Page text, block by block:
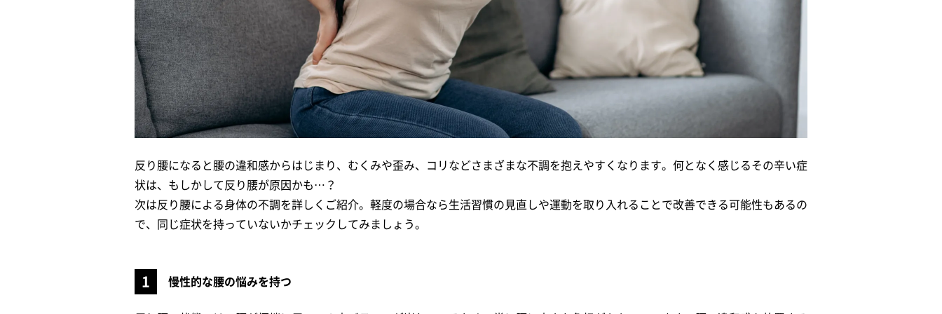
反り腰になると腰の違和感からはじまり、むくみや歪み、コリなどさまざまな不調を抱えやすくなります。何となく感じるその辛い症
状は、もしかして反り腰が原因かも…？
次は反り腰による身体の不調を詳しくご紹介。軽度の場合なら生活習慣の見直しや運動を取り入れることで改善できる可能性もあるの
で、同じ症状を持っていないかチェックしてみましょう。
慢性的な腰の悩みを持つ